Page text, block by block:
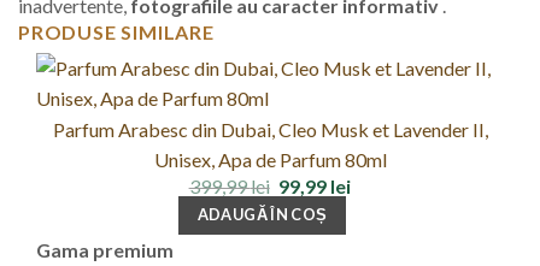
inadvertente, fotografiile au caracter informativ
PRODUSE SIMILARE
Parfum Arabesc din Dubai, Cleo Musk et Lavender II,
Unisex, Apa de Parfum 80ml
399,99lei Prețul
inițial
a
fost:
99,99 leiPrețul
ADAUGĂ ÎN COȘ
Gama premium